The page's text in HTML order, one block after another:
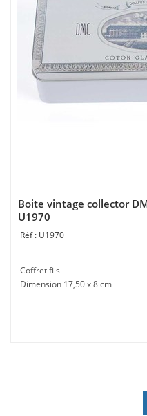
Boite vintage collector
U1970
U1970
Coffret fils
Dimension 17,50 x 8 cm